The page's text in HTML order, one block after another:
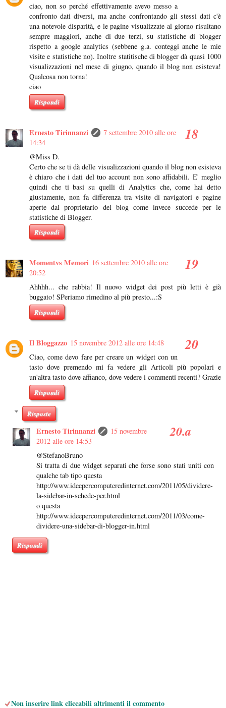
ciao, non so perché effettivamente avevo messo a
confronto dati diversi, ma anche confrontando gli stessi dati c'è
una notevole disparità, e le pagine visualizzate al giorno risultano
sempre maggiori, anche di due terzi, su statistiche di blogger
rispetto a google analytics (sebbene g.a. conteggi anche le mie
visite e statistiche no). Inoltre statitische di blogger dà quasi 1000
visualizzazioni nel mese di giugno, quando il blog non esisteva!
Qualcosa non torna!
ciao
Rispondi
Ernesto Tirinnanzi
7 settembre 2010 alle ore
14:34
@Miss D.
Certo che se ti dà delle visualizzazioni quando il blog non esisteva
è chiaro che i dati del tuo account non sono affidabili. E' meglio
quindi che ti basi su quelli di Analytics che, come hai detto
giustamente, non fa differenza tra visite di navigatori e pagine
aperte dal proprietario del blog come invece succede per le
statistiche di Blogger.
Rispondi
Momentvs Memori 16 settembre 2010 alle ore
20:52
Ahhhh... che rabbia! Il nuovo widget dei post più letti è già
buggato! SPeriamo rimedino al più presto...:S
Rispondi
Il Bloggazzo 15 novembre 2012 alle ore 14:48
Ciao, come devo fare per creare un widget con un
tasto dove premendo mi fa vedere gli Articoli più popolari e
un'altra tasto dove affianco, dove vedere i commenti recenti? Grazie
Rispondi
Risposte
Ernesto Tirinnanzi
15 novembre
2012 alle ore 14:53
@StefanoBruno
Si tratta di due widget separati che forse sono stati uniti con
qualche tab tipo questa
http://www.ideepercomputeredinternet.com/2011/05/dividere-
la-sidebar-in-schede-per.html
o questa
http://www.ideepercomputeredinternet.com/2011/03/come-
dividere-una-sidebar-di-blogger-in.html
Rispondi
Non inserire link cliccabili altrimenti il commento